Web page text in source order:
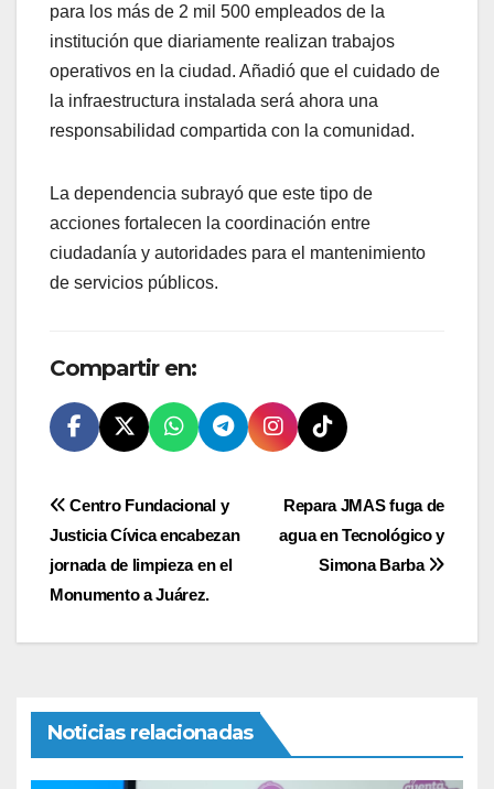
para los más de 2 mil 500 empleados de la
institución que diariamente realizan trabajos
operativos en la ciudad. Añadió que el cuidado de
la infraestructura instalada será ahora una
responsabilidad compartida con la comunidad.
La dependencia subrayó que este tipo de
acciones fortalecen la coordinación entre
ciudadanía y autoridades para el mantenimiento
de servicios públicos.
Compartir en:
Navegación
de
entradas
Repara JMAS fuga de
agua en Tecnológico y
Simona Barba
Centro Fundacional y
Justicia Cívica encabezan
jornada de limpieza en el
Monumento a Juárez.
Noticias relacionadas